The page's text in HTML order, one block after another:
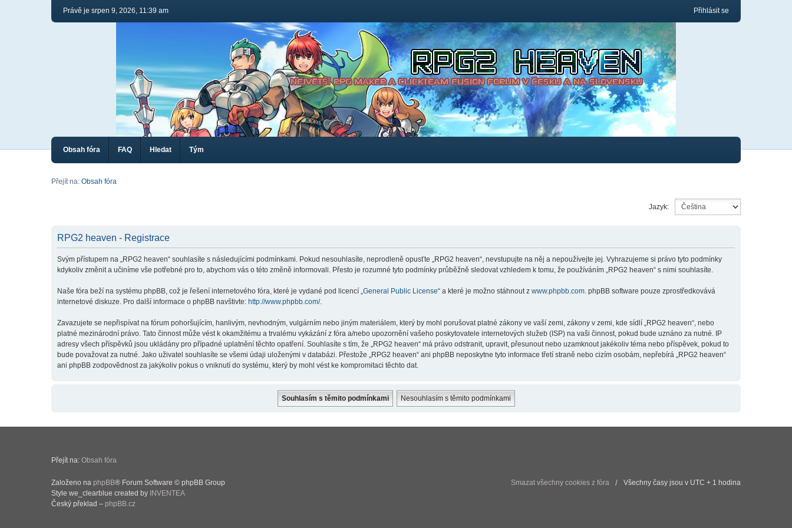
Právě je srpen 9, 2026, 11:39 am Přihlásit se
Obsah fóra FAQ Hledat Tým
Přejít na: Obsah fóra
Jazyk:
RPG2 heaven - Registrace
Svým přístupem na „RPG2 heaven“ souhlasíte s následujícími podmínkami. Pokud nesouhlasíte, neprodleně opusťte „RPG2 heaven“, nevstupujte na něj a nepoužívejte jej. Vyhrazujeme si právo tyto podmínky
kdykoliv změnit a učiníme vše potřebné pro to, abychom vás o této změně informovali. Přesto je rozumné tyto podmínky průběžně sledovat vzhledem k tomu, že používáním „RPG2 heaven“ s nimi souhlasíte.
Naše fóra beží na systému phpBB, což je řešení internetového fóra, které je vydané pod licencí „General Public License“ a které je možno stáhnout z www.phpbb.com. phpBB software pouze zprostředkovává
internetové diskuze. Pro další informace o phpBB navštivte: http://www.phpbb.com/.
Zavazujete se nepřispívat na fórum pohoršujícím, hanlivým, nevhodným, vulgárním nebo jiným materiálem, který by mohl porušovat platné zákony ve vaší zemi, zákony v zemi, kde sídlí „RPG2 heaven“, nebo
platné mezinárodní právo. Tato činnost může vést k okamžitému a trvalému vykázání z fóra a/nebo upozornění vašeho poskytovatele internetových služeb (ISP) na vaši činnost, pokud bude uznáno za nutné. IP
adresy všech příspěvků jsou ukládány pro případné uplatnění těchto opatření. Souhlasíte s tím, že „RPG2 heaven“ má právo odstranit, upravit, přesunout nebo uzamknout jakékoliv téma nebo příspěvek, pokud to
bude považovat za nutné. Jako uživatel souhlasíte se všemi údaji uloženými v databázi. Přestože „RPG2 heaven“ ani phpBB neposkytne tyto informace třetí straně nebo cizím osobám, nepřebírá „RPG2 heaven“
ani phpBB zodpovědnost za jakýkoliv pokus o vniknutí do systému, který by mohl vést ke kompromitaci těchto dat.
Přejít na: Obsah fóra
Smazat všechny cookies z fóra Všechny časy jsou v UTC + 1 hodina
Založeno na phpBB® Forum Software © phpBB Group
Style we_clearblue created by INVENTEA
Český překlad – phpBB.cz